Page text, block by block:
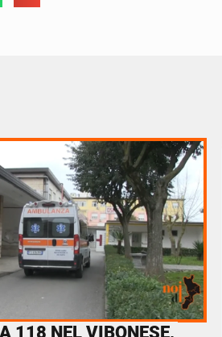
118 NEL VIBONESE,